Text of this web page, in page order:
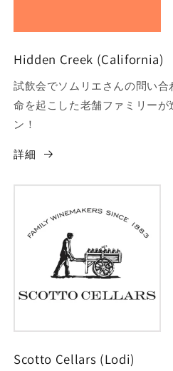
Hidden Creek (California)
試飲会でソムリエさんの問い
命を起こした老舗ファミリーが
ン！
詳細
Scotto Cellars (Lodi)